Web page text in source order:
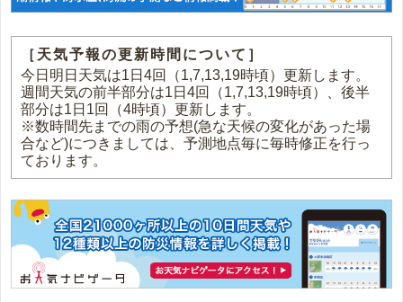
［天気予報の更新時間について］
今日明日天気は1日4回（1,7,13,19時頃）更新します。
週間天気の前半部分は1日4回（1,7,13,19時頃）、後半
部分は1日1回（4時頃）更新します。
※数時間先までの雨の予想(急な天候の変化があった場
合など)につきましては、予測地点毎に毎時修正を行っ
ております。